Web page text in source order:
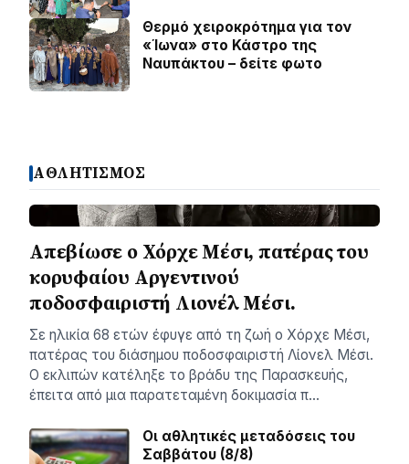
Θερμό χειροκρότημα για τον
«Ίωνα» στο Κάστρο της
Ναυπάκτου – δείτε φωτο
ΑΘΛΗΤΙΣΜΟΣ
Απεβίωσε ο Χόρχε Μέσι, πατέρας του
κορυφαίου Αργεντινού
ποδοσφαιριστή Λιονέλ Μέσι.
Σε ηλικία 68 ετών έφυγε από τη ζωή ο Χόρχε Μέσι,
πατέρας του διάσημου ποδοσφαιριστή Λίονελ Μέσι.
Ο εκλιπών κατέληξε το βράδυ της Παρασκευής,
έπειτα από μια παρατεταμένη δοκιμασία π…
Οι αθλητικές μεταδόσεις του
Σαββάτου (8/8)